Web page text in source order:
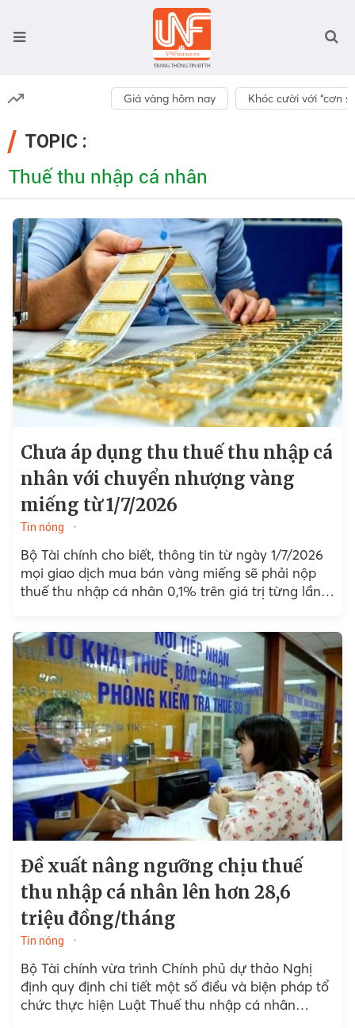
Giá vàng hôm nay Khóc cười với “cơn
TOPIC :
Thuế thu nhập cá nhân
Chưa áp dụng thu thuế thu nhập cá
nhân với chuyển nhượng vàng
miếng từ 1/7/2026
Tin nóng
Bộ Tài chính cho biết, thông tin từ ngày 1/7/2026
mọi giao dịch mua bán vàng miếng sẽ phải nộp
thuế thu nhập cá nhân 0,1% trên giá trị từng lần
Đề xuất nâng ngưỡng chịu thuế
thu nhập cá nhân lên hơn 28,6
triệu đồng/tháng
Tin nóng
Bộ Tài chính vừa trình Chính phủ dự thảo Nghị
định quy định chi tiết một số điều và biện pháp tổ
chức thực hiện Luật Thuế thu nhập cá nhân